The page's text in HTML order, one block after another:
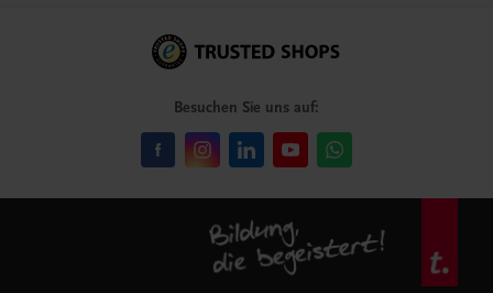
Besuchen Sie uns auf: